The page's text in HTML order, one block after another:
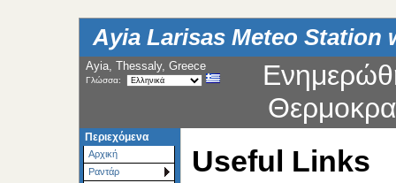
Ayia Larisas Meteo Station
Ayia, Thessaly, Greece
Γλώσσα:
Περιεχόμενα
Αρχική
Ραντάρ
Useful Links